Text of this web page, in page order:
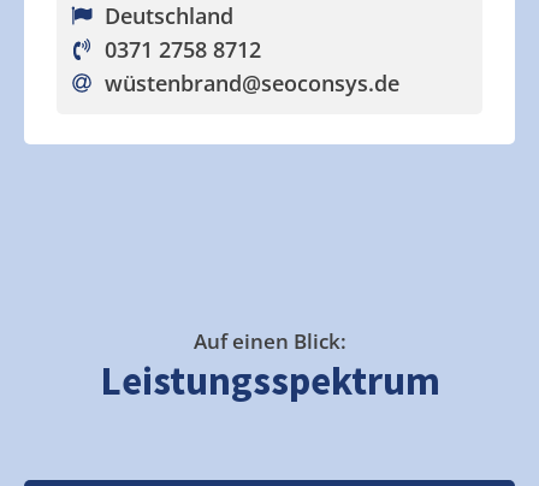
Deutschland
0371 2758 8712
wüstenbrand@seoconsys.de
Auf einen Blick:
Leistungsspektrum